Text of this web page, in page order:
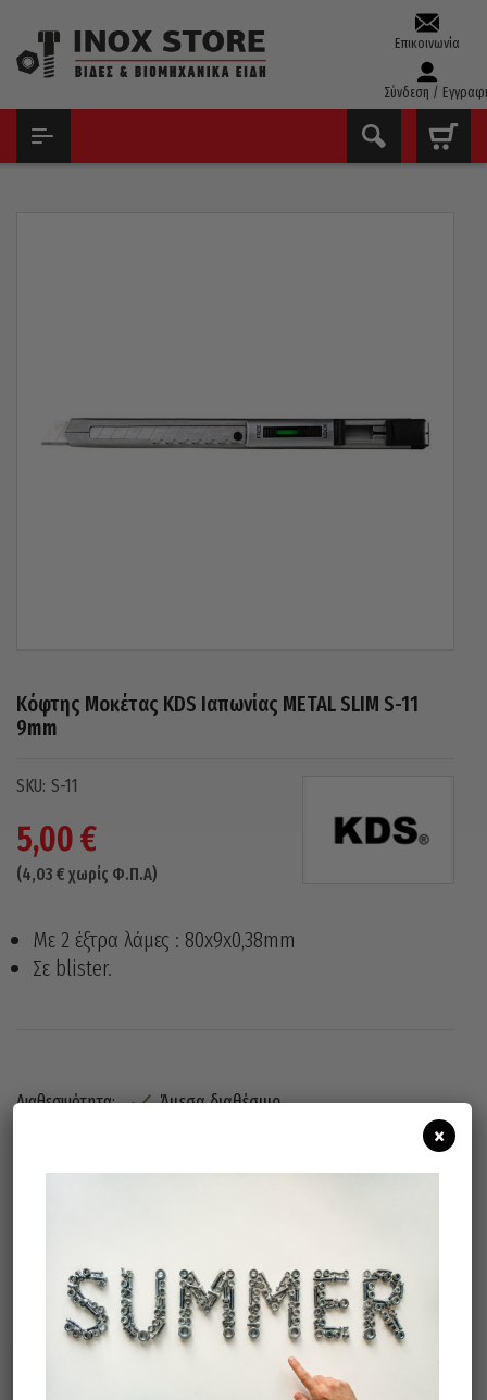
Επικοινωνία
Σύνδεση /
Κόφτης Μοκέτας KDS Ιαπωνίας METAL SLIM S-11
9mm
S-11
5,00€
(4,03 € χωρίς Φ.Π.Α)
Με 2 έξτρα λάμες : 80x9x0,38mm
Σε blister.
Διαθεσιμότητα: Άμεσα διαθέσιμο
Σχετικά προϊόντα
×